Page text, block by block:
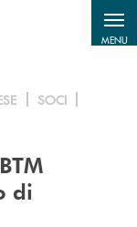
MENU
SOCI
di